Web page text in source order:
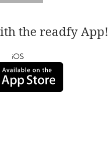
the readfy App!
iOS